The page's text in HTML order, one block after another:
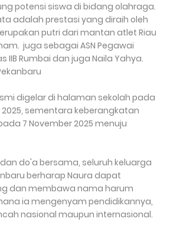
potensi siswa di bidang olahraga.
adalah prestasi yang diraih oleh
putri dari mantan atlet Riau
juga sebagai ASN Pegawai
IIB Rumbai dan juga Naila Yahya.
digelar di halaman sekolah pada
2025, sementara keberangkatan
7 November 2025 menuju
do'a bersama, seluruh keluarga
berharap Naura dapat
dan membawa nama harum
ia mengenyam pendidikannya,
nasional maupun internasional.